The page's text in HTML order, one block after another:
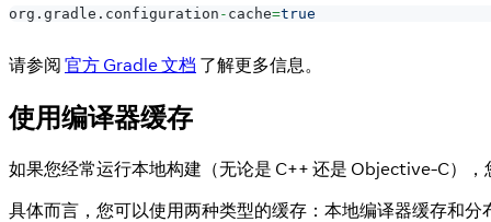
org . gradle . configuration - cache=true
请参阅 官方 Gradle 文档 了解更多信息。
使用编译器缓存
如果您经常运行本地构建（无论是 C++ 还是 Objective-C），
具体而言，您可以使用两种类型的缓存：本地编译器缓存和分